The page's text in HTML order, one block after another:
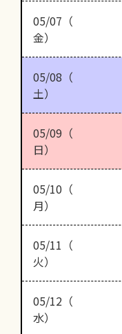
05/07（
金）
05/08（
土）
05/09（
日）
05/10（
月）
05/11（
火）
05/12（
水）